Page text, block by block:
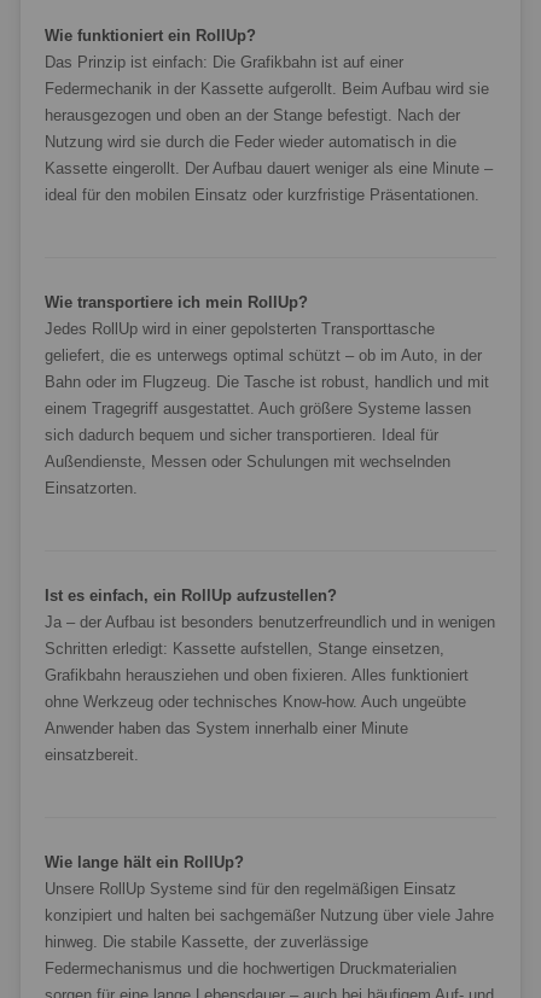
Wie funktioniert ein RollUp?
Das Prinzip ist einfach: Die Grafikbahn ist auf einer
Federmechanik in der Kassette aufgerollt. Beim Aufbau wird sie
herausgezogen und oben an der Stange befestigt. Nach der
Nutzung wird sie durch die Feder wieder automatisch in die
Kassette eingerollt. Der Aufbau dauert weniger als eine Minute –
ideal für den mobilen Einsatz oder kurzfristige Präsentationen.
Wie transportiere ich mein RollUp?
Jedes RollUp wird in einer gepolsterten Transporttasche
geliefert, die es unterwegs optimal schützt – ob im Auto, in der
Bahn oder im Flugzeug. Die Tasche ist robust, handlich und mit
einem Tragegriff ausgestattet. Auch größere Systeme lassen
sich dadurch bequem und sicher transportieren. Ideal für
Außendienste, Messen oder Schulungen mit wechselnden
Einsatzorten.
Ist es einfach, ein RollUp aufzustellen?
Ja – der Aufbau ist besonders benutzerfreundlich und in wenigen
Schritten erledigt: Kassette aufstellen, Stange einsetzen,
Grafikbahn herausziehen und oben fixieren. Alles funktioniert
ohne Werkzeug oder technisches Know-how. Auch ungeübte
Anwender haben das System innerhalb einer Minute
einsatzbereit.
Wie lange hält ein RollUp?
Unsere RollUp Systeme sind für den regelmäßigen Einsatz
konzipiert und halten bei sachgemäßer Nutzung über viele Jahre
hinweg. Die stabile Kassette, der zuverlässige
Federmechanismus und die hochwertigen Druckmaterialien